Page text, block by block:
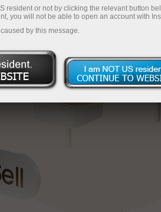
resident or not by clicking the relevant button
you will not be able to open an account with
by this message.